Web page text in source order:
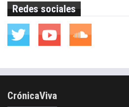
Redes sociales
CrónicaViva